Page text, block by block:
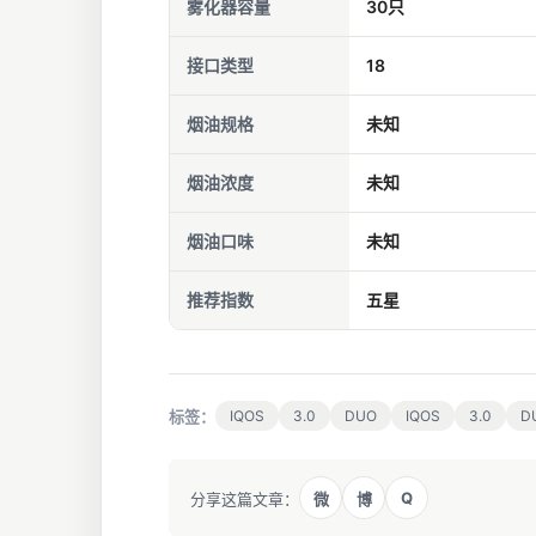
雾化器容量 30只
接口类型 18
烟油规格 未知
烟油浓度 未知
烟油口味 未知
推荐指数 五星
标签： IQOS 3.0 DUO IQOS 3.0
分享这篇文章： 微 博 Q